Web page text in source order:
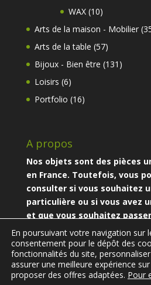
WAX 1010
produits
Arts de la maison - Mobilier
Arts de la table 5757
produits
Bijoux - Bien être 131 131
Loisirs 66
produits
Portfolio 1616
A propos
Nos objets sont des pièces
en France. Toutefois, vous
consulter si vous souhaitez
particulière ou si vous avez
et que vous souhaitez
particulière.
En poursuivant votre navigation sur
consentement pour le dépôt des
fonctionnalités du site,
assurer une meilleure expérience
proposer des offres adaptées. Pour